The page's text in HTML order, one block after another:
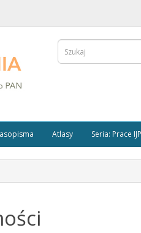
Atlasy Seria: Prace